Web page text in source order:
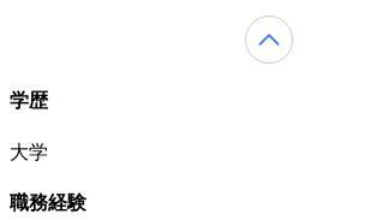
学歴
大学
職務経験